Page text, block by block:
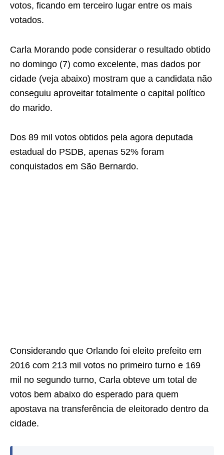
votos, ficando em terceiro lugar entre os mais
votados.
Carla Morando pode considerar o resultado obtido
no domingo (7) como excelente, mas dados por
cidade (veja abaixo) mostram que a candidata não
conseguiu aproveitar totalmente o capital político
do marido.
Dos 89 mil votos obtidos pela agora deputada
estadual do PSDB, apenas 52% foram
conquistados em São Bernardo.
Considerando que Orlando foi eleito prefeito em
2016 com 213 mil votos no primeiro turno e 169
mil no segundo turno, Carla obteve um total de
votos bem abaixo do esperado para quem
apostava na transferência de eleitorado dentro da
cidade.